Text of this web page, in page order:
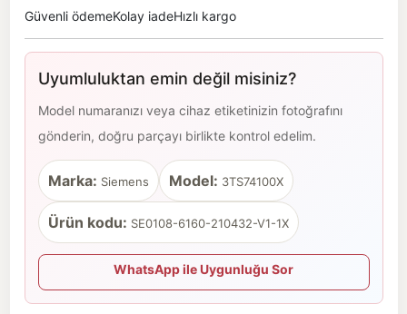
Güvenli ödemeKolay iadeHızlı kargo
Uyumluluktan emin değil misiniz?
Model numaranızı veya cihaz etiketinizin fotoğrafını
gönderin, doğru parçayı birlikte kontrol edelim.
Marka: Siemens Model: 3TS74100X
Ürün kodu: SE0108-6160-210432-V1-1X
WhatsApp ile Uygunluğu Sor